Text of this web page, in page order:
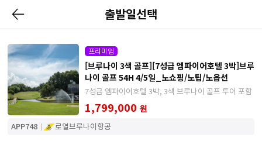
출발일선택
프리미엄
[브루나이 3색 골프][7성급 엠파이어호텔 3박]브루
나이 골프 54H 4/5일_노쇼핑/노팁/노옵션
7성급 엠파이어호텔 3박, 3색 브루나이 골프 투어 포함
1,799,000 원
APP748 로열브루나이항공